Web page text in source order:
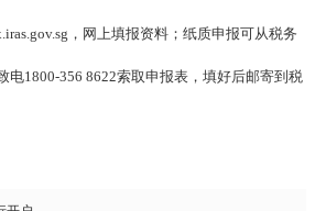
，网上填报资料；纸质申报可从税务
电1800-356 8622索取申报表，填好后邮寄到税